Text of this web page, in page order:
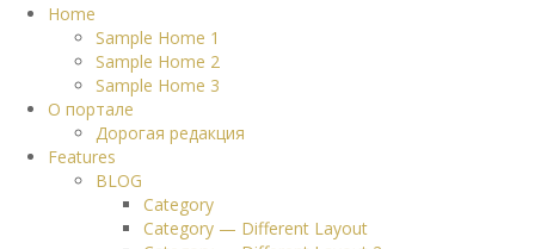
Home
Sample Home 1
Sample Home 2
Sample Home 3
О портале
Дорогая редакция
Features
BLOG
Category
Category — Different Layout